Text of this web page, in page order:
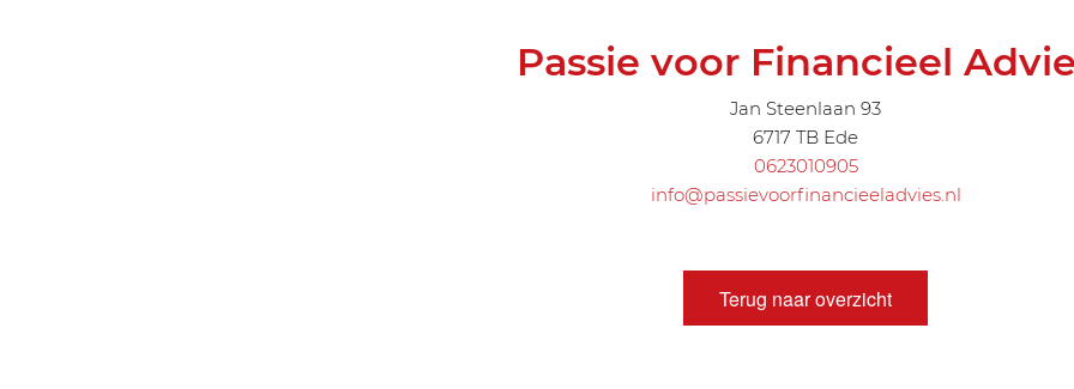
Passie voor Financieel
Jan Steenlaan 93
6717 TB Ede
0623010905
info@passievoorfinancieeladvies.nl
Terug naar overzicht